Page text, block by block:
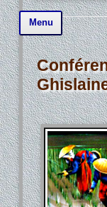
Menu
Aller
au
contenu
principal